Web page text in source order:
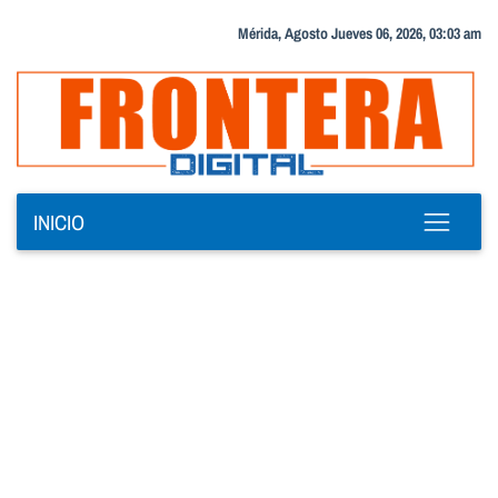
Mérida, Agosto Jueves 06, 2026, 03:03 am
INICIO